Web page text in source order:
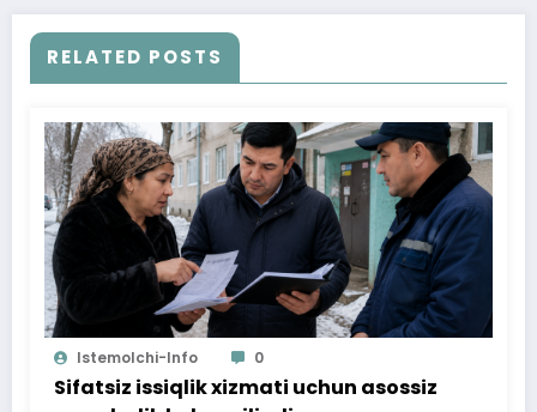
RELATED POSTS
Istemolchi-Info 0
Sifatsiz issiqlik xizmati uchun asossiz